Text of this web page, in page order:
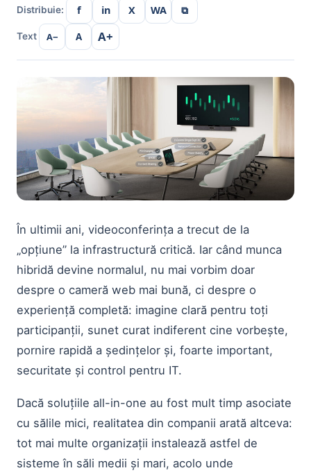
Distribuie: f in X WA ⧉
Text A− A A+
În ultimii ani, videoconferința a trecut de la
„opțiune” la infrastructură critică. Iar când munca
hibridă devine normalul, nu mai vorbim doar
despre o cameră web mai bună, ci despre o
experiență completă: imagine clară pentru toți
participanții, sunet curat indiferent cine vorbește,
pornire rapidă a ședințelor și, foarte important,
securitate și control pentru IT.
Dacă soluțiile all-in-one au fost mult timp asociate
cu sălile mici, realitatea din companii arată altceva:
tot mai multe organizații instalează astfel de
sisteme în săli medii și mari, acolo unde